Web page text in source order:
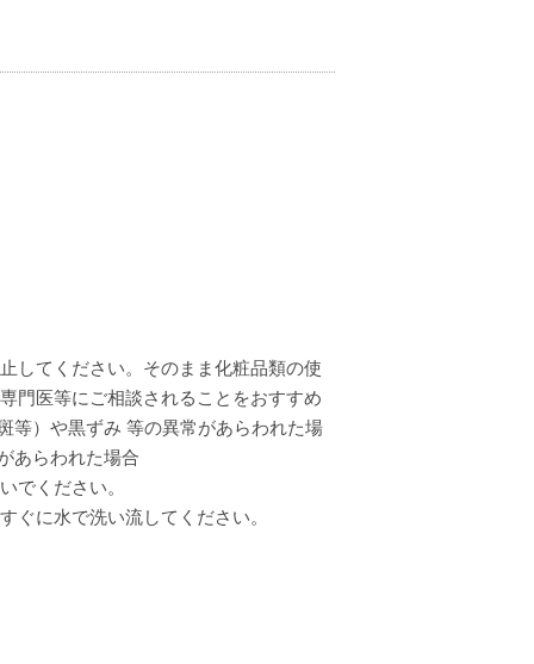
してください。そのまま化粧品類の使
門医等にご相談されることをおすすめ
等）や黒ずみ 等の異常があらわれた場
あらわれた場合
でください。
ぐに水で洗い流してください。